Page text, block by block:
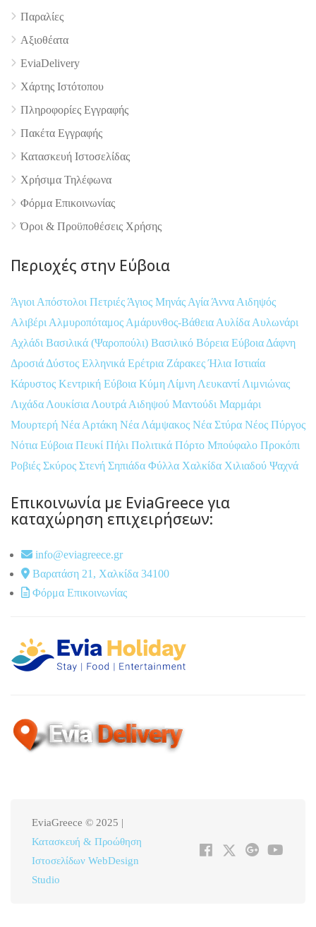
4.9
Παραλίες
Αξιοθέατα
EviaDelivery
Χάρτης Ιστότοπου
Πληροφορίες Εγγραφής
Πακέτα Εγγραφής
Κατασκευή Ιστοσελίδας
Χρήσιμα Τηλέφωνα
Φόρμα Επικοινωνίας
Όροι & Προϋποθέσεις Xρήσης
Περιοχές στην Εύβοια
Άγιοι Απόστολοι Πετριές Άγιος Μηνάς Αγία Άννα Αιδηψός
Αλιβέρι Αλμυροπόταμος Αμάρυνθος-Βάθεια Αυλίδα Αυλωνάρι
Αχλάδι Βασιλικά (Ψαροπούλι) Βασιλικό Βόρεια Εύβοια Δάφνη
Δροσιά Δύστος Ελληνικά Ερέτρια ΖάρακεςΉλια Ιστιαία
Κάρυστος Κεντρική Εύβοια Κύμη Λίμνη Λευκαντί Λιμνιώνας
Λιχάδα Λουκίσια Λουτρά Αιδηψού Μαντούδι Μαρμάρι
Μουρτερή Νέα Αρτάκη Νέα Λάμψακος Νέα Στύρα Νέος Πύργος
Νότια Εύβοια Πευκί Πήλι Πολιτικά Πόρτο Μπούφαλο Προκόπι
Ροβιές Σκύρος Στενή Σηπιάδα Φύλλα Χαλκίδα Χιλιαδού Ψαχνά
Επικοινωνία με EviaGreece για
καταχώρηση επιχειρήσεων:
info@eviagreece.gr
Βαρατάση 21, Χαλκίδα 34100
Φόρμα Επικοινωνίας
EviaGreece © 2025 |
Κατασκευή & Προώθηση
Ιστοσελίδων WebDesign
Studio